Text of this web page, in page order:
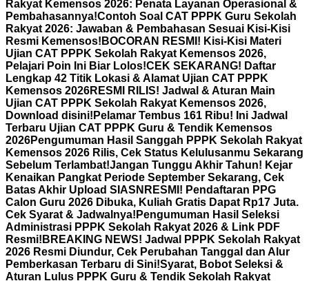
Rakyat Kemensos 2026: Penata Layanan Operasional &
Pembahasannya!Contoh Soal CAT PPPK Guru Sekolah
Rakyat 2026: Jawaban & Pembahasan Sesuai Kisi-Kisi
Resmi Kemensos! BOCORAN RESMI! Kisi-Kisi Materi
Ujian CAT PPPK Sekolah Rakyat Kemensos 2026,
Pelajari Poin Ini Biar Lolos!CEK SEKARANG! Daftar
Lengkap 42 Titik Lokasi & Alamat Ujian CAT PPPK
Kemensos 2026RESMI RILIS! Jadwal & Aturan Main
Ujian CAT PPPK Sekolah Rakyat Kemensos 2026,
Download disini! Pelamar Tembus 161 Ribu! Ini Jadwal
Terbaru Ujian CAT PPPK Guru & Tendik Kemensos
2026Pengumuman Hasil Sanggah PPPK Sekolah Rakyat
Kemensos 2026 Rilis, Cek Status Kelulusanmu Sekarang
Sebelum Terlambat!Jangan Tunggu Akhir Tahun! Kejar
Kenaikan Pangkat Periode September Sekarang, Cek
Batas Akhir Upload SIASN RESMI! Pendaftaran PPG
Calon Guru 2026 Dibuka, Kuliah Gratis Dapat Rp17 Juta.
Cek Syarat & Jadwalnya! Pengumuman Hasil Seleksi
Administrasi PPPK Sekolah Rakyat 2026 & Link PDF
Resmi! BREAKING NEWS! Jadwal PPPK Sekolah Rakyat
2026 Resmi Diundur, Cek Perubahan Tanggal dan Alur
Pemberkasan Terbaru di Sini!Syarat, Bobot Seleksi &
Aturan Lulus PPPK Guru & Tendik Sekolah Rakyat